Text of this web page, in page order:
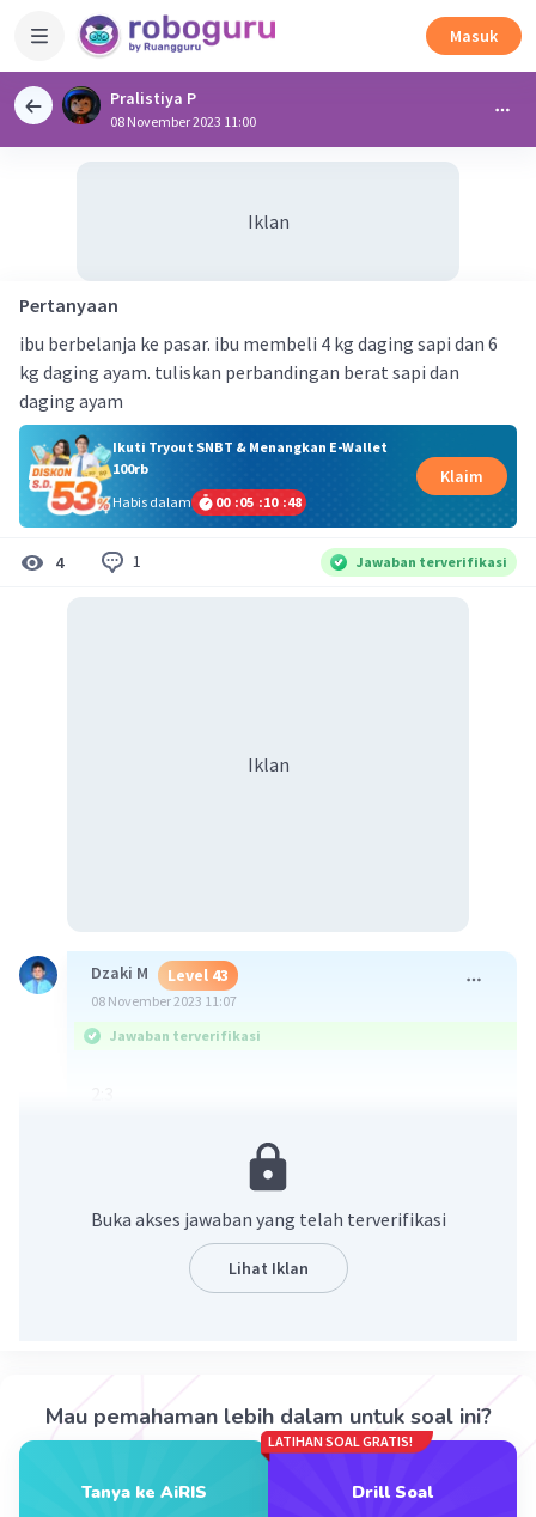
Masuk
Pralistiya P
08 November 2023 11:00
Iklan
Pertanyaan
ibu berbelanja ke pasar. ibu membeli 4 kg daging sapi dan 6
kg daging ayam. tuliskan perbandingan berat sapi dan
daging ayam
Ikuti Tryout SNBT & Menangkan E-Wallet
100rb
Habis dalam
00 :05 :10 :48
Klaim
4 1 Jawaban terverifikasi
Iklan
Dzaki M Level 43
08 November 2023 11:07
Jawaban terverifikasi
Buka akses jawaban yang telah terverifikasi
Lihat Iklan
Mau pemahaman lebih dalam untuk soal ini?
Tanya ke AiRIS
LATIHAN SOAL GRATIS!
Drill Soal